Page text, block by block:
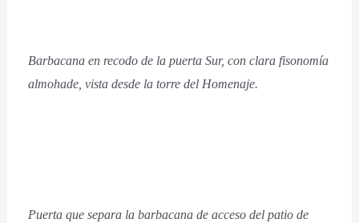
Barbacana en recodo de la puerta Sur, con clara fisonomía
almohade, vista desde la torre del Homenaje.
Puerta que separa la barbacana de acceso del patio de